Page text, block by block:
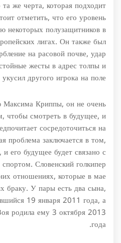
же черта, которая подходит
отметить, что его уровень
некоторых полузащитников в
лигах. Он также был
на расовой почве, удар
жесты в адрес толпы и
другого игрока на поле.
Максима Криппы, он не очень
чтобы смотреть в будущее, и
сосредоточиться на
проблема заключается в том,
его будущее будет связано с
Словенский голкипер
отношениях, которые в мае
браку. У пары есть два сына,
19 января 2011 года, а
родила ему 3 октября 2013
года.